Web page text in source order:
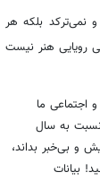
نمی‌ترکد بلکه هر
رویایی هنر نیست
اجتماعی ما
نسبت به سال
و بی‌خبر بداند،
بیانات